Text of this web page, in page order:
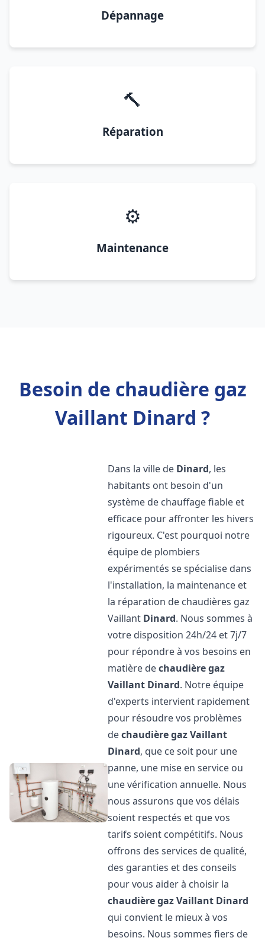
Dépannage
🔨
Réparation
⚙️
Maintenance
Besoin de chaudière gaz
Vaillant Dinard ?
Dans la ville de Dinard, les
habitants ont besoin d'un
système de chauffage fiable et
efficace pour affronter les hivers
rigoureux. C'est pourquoi notre
équipe de plombiers
expérimentés se spécialise dans
l'installation, la maintenance et
la réparation de chaudières gaz
Vaillant Dinard. Nous sommes à
votre disposition 24h/24 et 7j/7
pour répondre à vos besoins en
matière dechaudière gaz
Vaillant Dinard. Notre équipe
d'experts intervient rapidement
pour résoudre vos problèmes
dechaudière gaz Vaillant
Dinard, que ce soit pour une
panne, une mise en service ou
une vérification annuelle. Nous
nous assurons que vos délais
soient respectés et que vos
tarifs soient compétitifs. Nous
offrons des services de qualité,
des garanties et des conseils
pour vous aider à choisir la
chaudière gaz Vaillant Dinard
qui convient le mieux à vos
besoins. Nous sommes fiers de